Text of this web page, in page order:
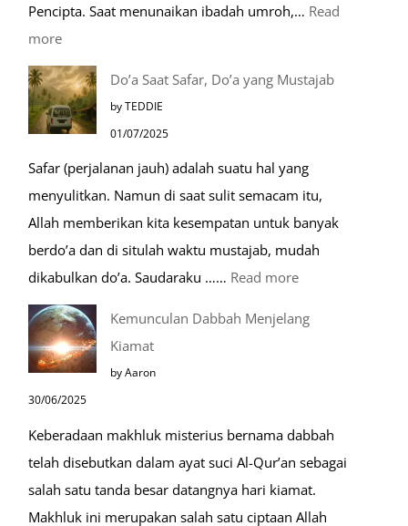
Cepat
Pencipta. Saat menunaikan ibadah umroh,… Read
more:
Tempat-
Tempat
Mustajab
Berdoa
Saat
Umroh
Do’a Saat Safar, Do’a yang Mustajab
by TEDDIE
01/07/2025
Safar (perjalanan jauh) adalah suatu hal yang
menyulitkan. Namun di saat sulit semacam itu,
Allah memberikan kita kesempatan untuk banyak
berdo’a dan di situlah waktu mustajab, mudah
dikabulkan do’a. Saudaraku …… Read more:
Saat
Mustajab
Kemunculan Dabbah Menjelang
Kiamat
by Aaron
30/06/2025
Keberadaan makhluk misterius bernama dabbah
telah disebutkan dalam ayat suci Al-Qur’an sebagai
salah satu tanda besar datangnya hari kiamat.
Makhluk ini merupakan salah satu ciptaan Allah